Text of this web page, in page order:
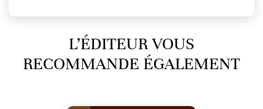
L’ÉDITEUR VOUS
RECOMMANDE ÉGALEMENT